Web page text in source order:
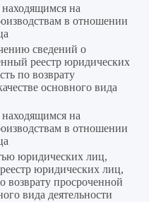
на
в отношении
сведений о
реестр юридических
по возврату
основного вида
на
в отношении
юридических лиц,
юридических лиц,
возврату просроченной
вида деятельности